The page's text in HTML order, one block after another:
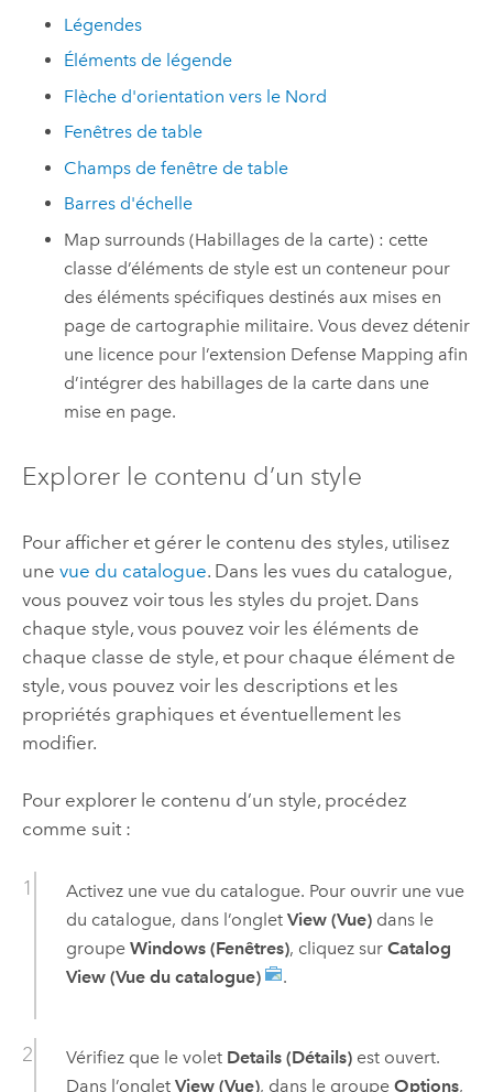
Légendes
Éléments de légende
Flèche d'orientation vers le Nord
Fenêtres de table
Champs de fenêtre de table
Barres d'échelle
Map surrounds (Habillages de la carte) : cette
classe d’éléments de style est un conteneur pour
des éléments spécifiques destinés aux mises en
page de cartographie militaire. Vous devez détenir
une licence pour l’extension Defense Mapping afin
d’intégrer des habillages de la carte dans une
mise en page.
Explorer le contenu d’un style
Pour afficher et gérer le contenu des styles, utilisez
une vue du catalogue. Dans les vues du catalogue,
vous pouvez voir tous les styles du projet. Dans
chaque style, vous pouvez voir les éléments de
chaque classe de style, et pour chaque élément de
style, vous pouvez voir les descriptions et les
propriétés graphiques et éventuellement les
modifier.
Pour explorer le contenu d’un style, procédez
comme suit :
Activez une vue du catalogue. Pour ouvrir une vue
du catalogue, dans l’onglet View (Vue)dans le
groupe Windows (Fenêtres), cliquez sur Catalog
View (Vue du catalogue)
.
Vérifiez que le volet Details (Détails)est ouvert.
Dans l’onglet View (Vue), dans le groupe Options,